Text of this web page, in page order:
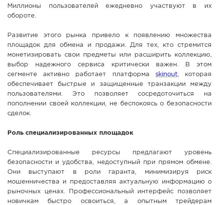
СТАТЬИ
ПРЕДЛОЖИТЬ НОВОСТЬ
ФОТО
Миллионы пользователей ежедневно участвуют в их
обороте.
Развитие этого рынка привело к появлению множества
площадок для обмена и продажи. Для тех, кто стремится
монетизировать свои предметы или расширить коллекцию,
выбор надежного сервиса критически важен. В этом
сегменте активно работает платформа skinout, которая
обеспечивает быстрые и защищенные транзакции между
пользователями. Это позволяет сосредоточиться на
пополнении своей коллекции, не беспокоясь о безопасности
сделок.
Роль специализированных площадок
Специализированные ресурсы предлагают уровень
безопасности и удобства, недоступный при прямом обмене.
Они выступают в роли гаранта, минимизируя риск
мошенничества и предоставляя актуальную информацию о
рыночных ценах. Профессиональный интерфейс позволяет
новичкам быстро освоиться, а опытным трейдерам